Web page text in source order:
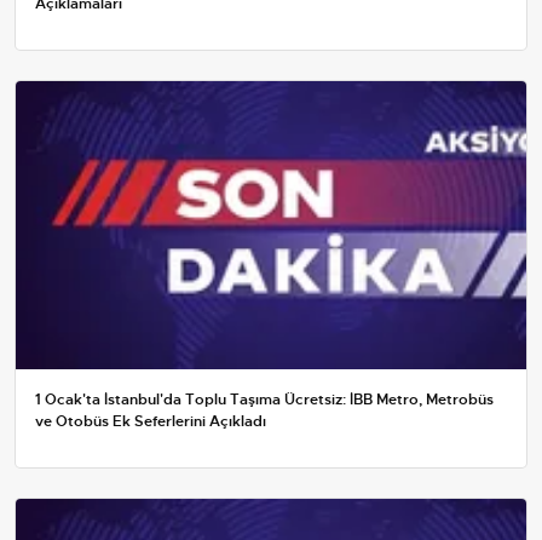
Açıklamaları
1 Ocak'ta İstanbul'da Toplu Taşıma Ücretsiz: İBB Metro, Metrobüs
ve Otobüs Ek Seferlerini Açıkladı